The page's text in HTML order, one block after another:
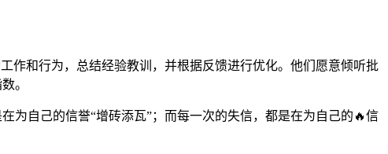
作和行为，总结经验教训，并根据反馈进行优化。他们愿意倾听批
。
为自己的信誉“增砖添瓦”；而每一次的失信，都是在为自己的🔥信